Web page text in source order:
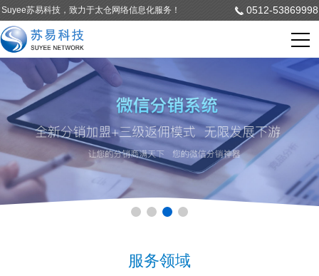
Suyee苏易科技，致力于太仓网络信息化服务！ 0512-53869998
服务领域